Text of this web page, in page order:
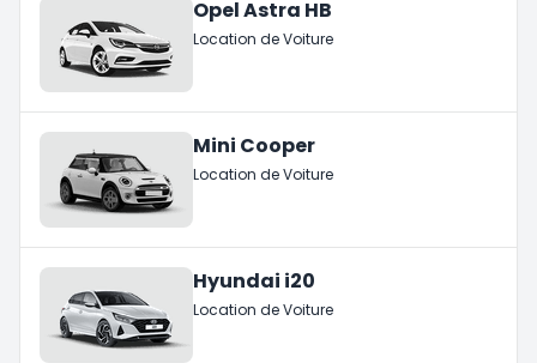
Opel Astra HB
Location de Voiture
Mini Cooper
Location de Voiture
Hyundai i20
Location de Voiture